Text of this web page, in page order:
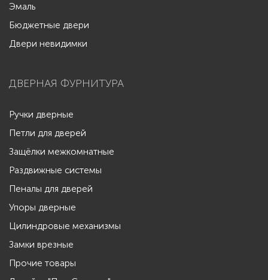
Эмаль
Бюджетные двери
Двери невидимки
ДВЕРНАЯ ФУРНИТУРА
Ручки дверные
Петли для дверей
Защёлки межкомнатные
Раздвижные системы
Пеналы для дверей
Упоры дверные
Цилиндровые механизмы
Замки врезные
Прочие товары